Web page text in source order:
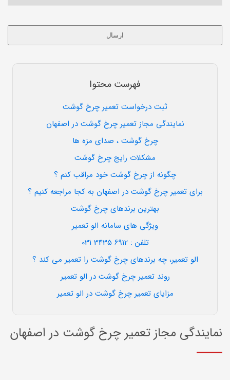
ارسال
قسمت
فهرست محتوا
ثبت درخواست تعمیر چرخ گوشت
نمایندگی مجاز تعمیر چرخ گوشت در اصفهان
چرخ گوشت ، صدای مزه ها
مشکلات رایج چرخ گوشت
چگونه از چرخ گوشت خود مراقب کنم ؟
برای تعمیر چرخ گوشت در اصفهان به کجا مراجعه کنیم ؟
بهترین برندهای چرخ گوشت
ویژگی های سامانه الو تعمیر
تلفن : 6912 3435 031
الو تعمیر، چه برندهای چرخ گوشت را تعمیر می کند ؟
روند تعمیر چرخ گوشت در الو تعمیر
مزایای تعمیر چرخ گوشت در الو تعمیر
نمایندگی مجاز تعمیر چرخ گوشت در اصفهان